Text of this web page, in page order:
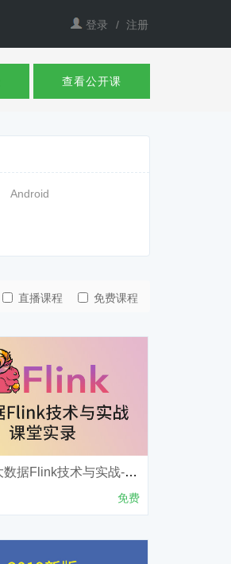
登录 / 注册
查看公开课
Android
直播课程 免费课程
尚硅谷_大数据Flink技术与实战-课堂实录
免费